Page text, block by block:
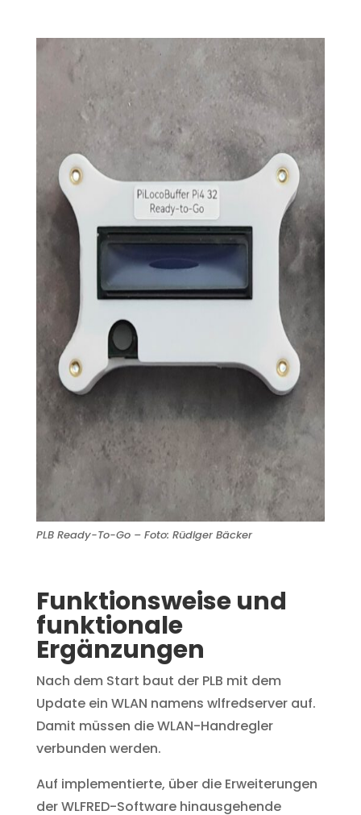
PLB Ready-To-Go – Foto: Rüdiger Bäcker
Funktionsweise und
funktionale
Ergänzungen
Nach dem Start baut der PLB mit dem
Update ein WLAN namens wlfredserver auf.
Damit müssen die WLAN-Handregler
verbunden werden.
Auf implementierte, über die Erweiterungen
der WLFRED-Software hinausgehende